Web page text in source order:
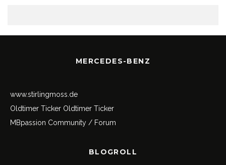
MERCEDES-BENZ
www.stirlingmoss.de
Oldtimer Ticker Oldtimer Ticker
MBpassion Community / Forum
BLOGROLL